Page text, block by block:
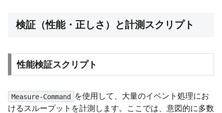
検証（性能・正しさ）と計測スクリプト
性能検証スクリプト
Measure-Command を使用して、大量のイベント処理にお
けるスループットを計測します。ここでは、意図的に多数